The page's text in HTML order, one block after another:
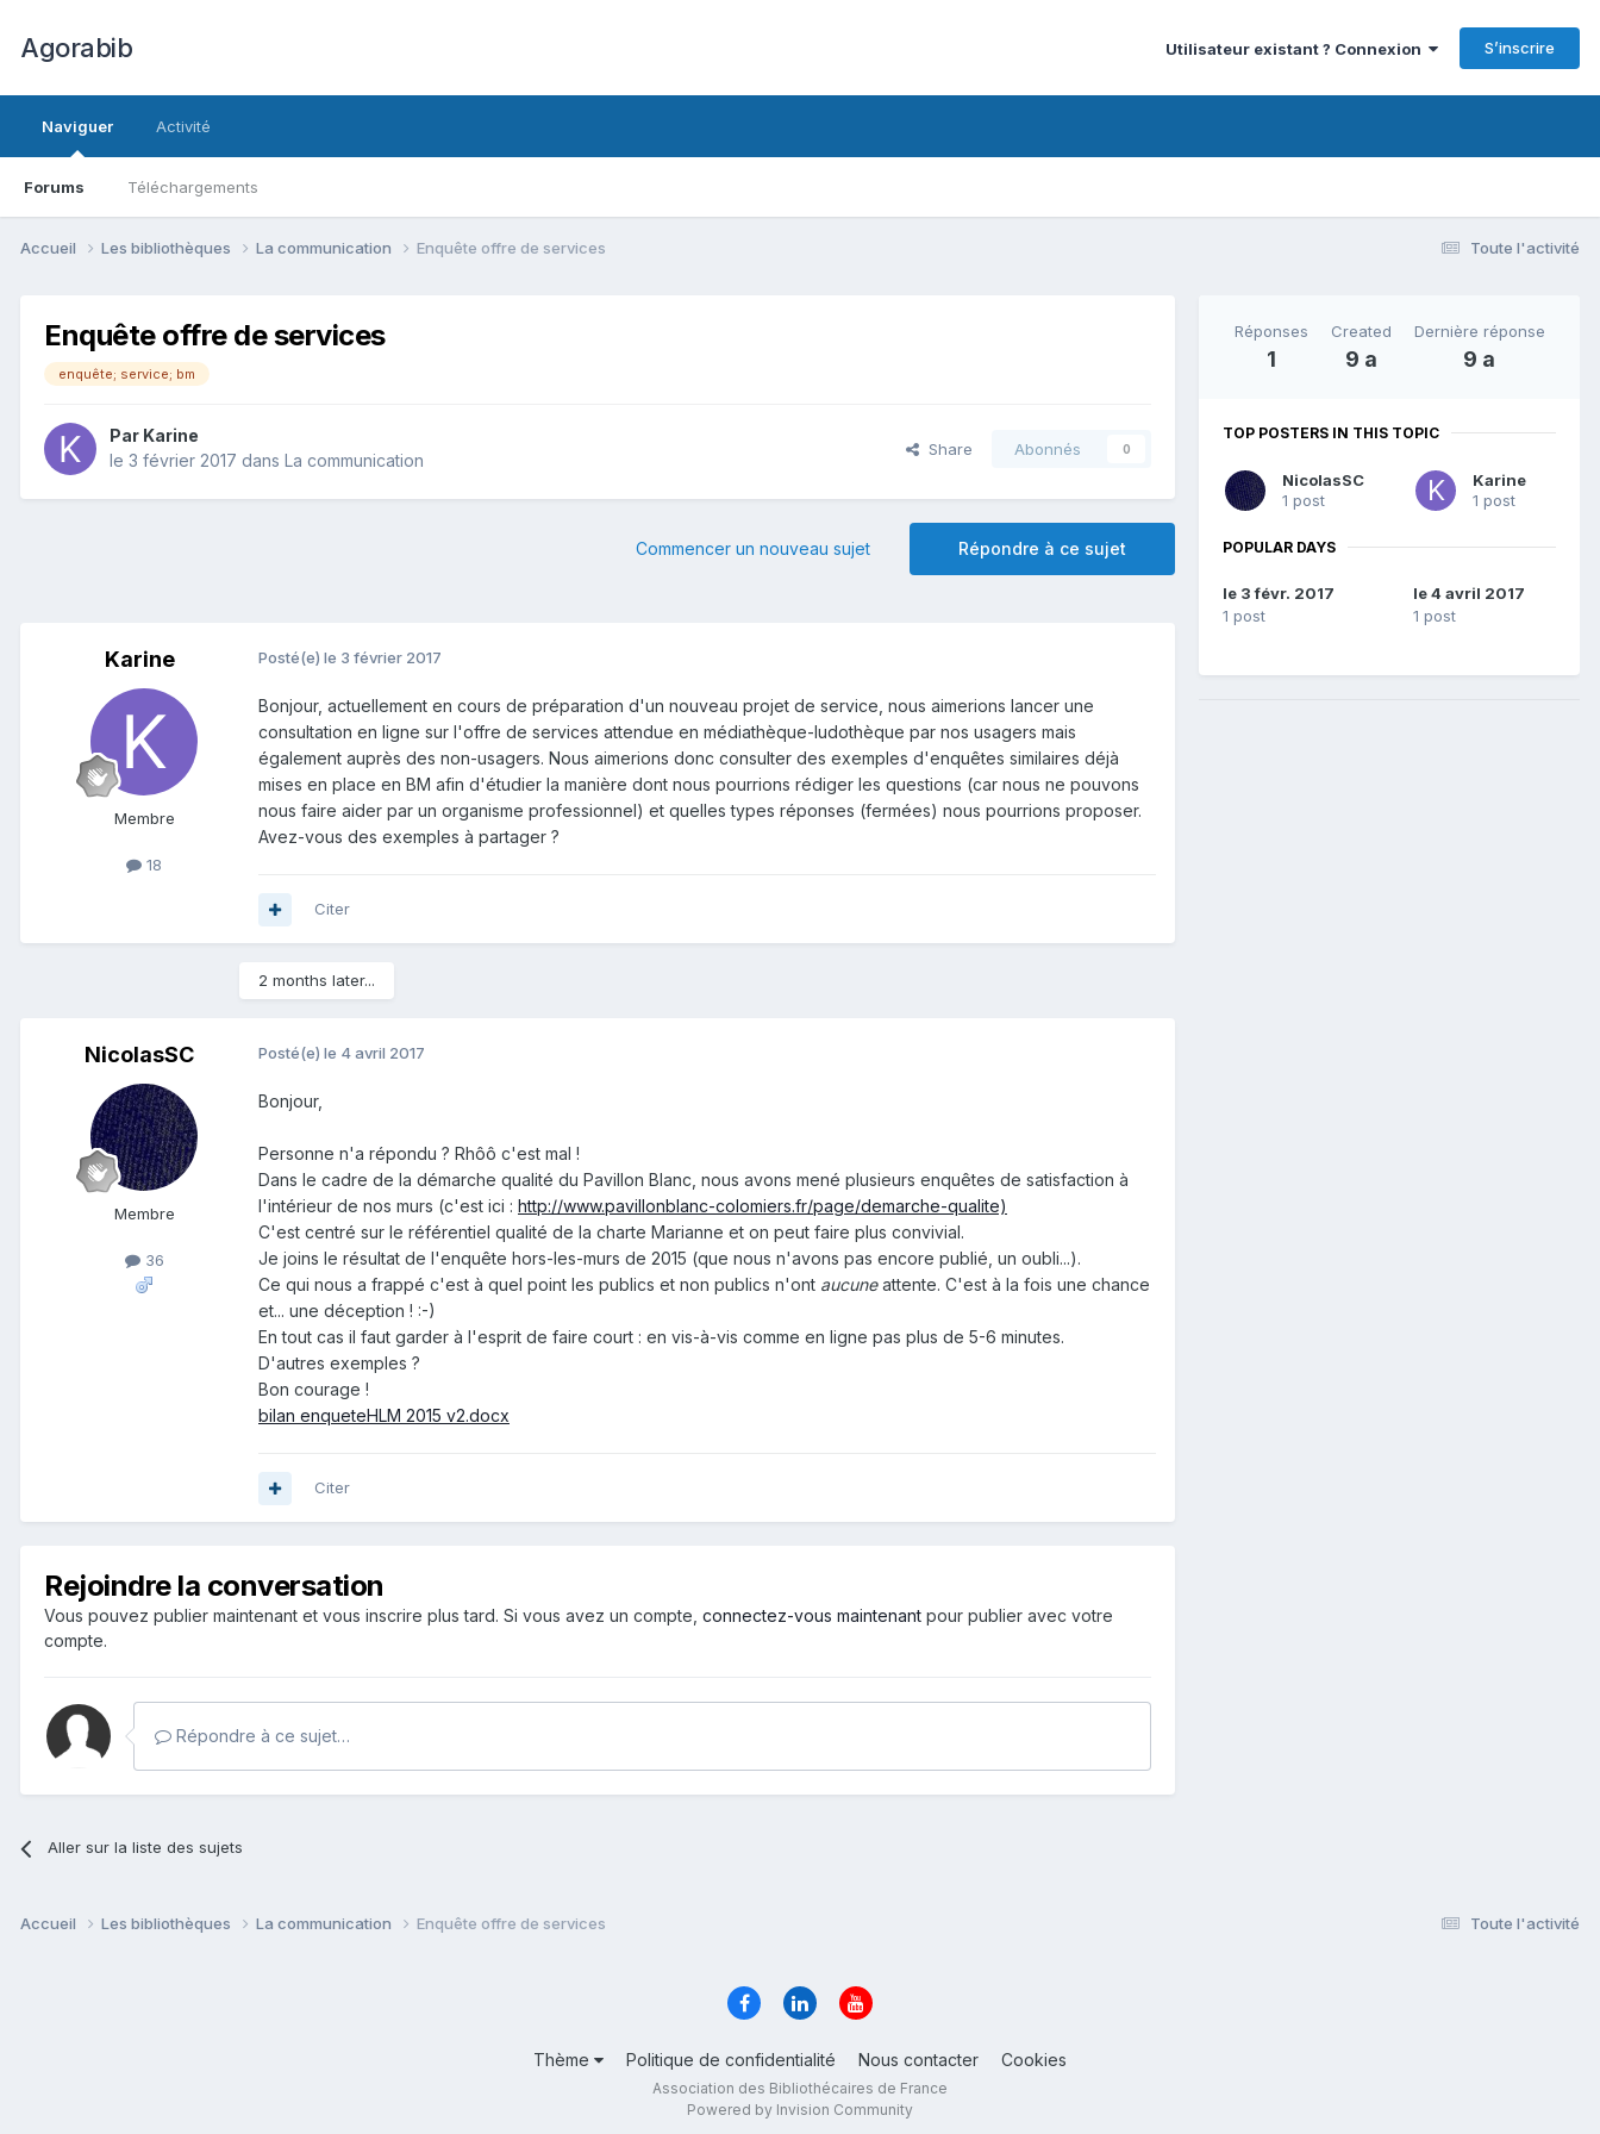
Agorabib Utilisateur existant ? Connexion S’inscrire
Naviguer
Forums Téléchargements
Activité
Toute l'activité
Accueil Les bibliothèques La communication Enquête offre de services
Enquête offre de services
enquête; service; bm
Par Karine
le 3 février 2017 dans La communication
Share Abonnés 0
Répondre à ce sujet
Commencer un nouveau sujet
Karine
Membre
18
Posté(e) le 3 février 2017
Bonjour, actuellement en cours de préparation d'un nouveau projet de service, nous aimerions lancer une
consultation en ligne sur l'offre de services attendue en médiathèque-ludothèque par nos usagers mais
également auprès des non-usagers. Nous aimerions donc consulter des exemples d'enquêtes similaires déjà
mises en place en BM afin d'étudier la manière dont nous pourrions rédiger les questions (car nous ne pouvons
nous faire aider par un organisme professionnel) et quelles types réponses (fermées) nous pourrions proposer.
Avez-vous des exemples à partager ?
Citer
2 months later...
NicolasSC
Membre
36
Posté(e) le 4 avril 2017
Bonjour,
Personne n'a répondu ? Rhôô c'est mal !
Dans le cadre de la démarche qualité du Pavillon Blanc, nous avons mené plusieurs enquêtes de satisfaction à
l'intérieur de nos murs (c'est ici : http://www.pavillonblanc-colomiers.fr/page/demarche-qualite)
C'est centré sur le référentiel qualité de la charte Marianne et on peut faire plus convivial.
Je joins le résultat de l'enquête hors-les-murs de 2015 (que nous n'avons pas encore publié, un oubli...).
Ce qui nous a frappé c'est à quel point les publics et non publics n'ont aucuneattente. C'est à la fois une chance
et... une déception ! :-)
En tout cas il faut garder à l'esprit de faire court : en vis-à-vis comme en ligne pas plus de 5-6 minutes.
D'autres exemples ?
Bon courage !
bilan enqueteHLM 2015 v2.docx
Citer
Rejoindre la conversation
Vous pouvez publier maintenant et vous inscrire plus tard. Si vous avez un compte, connectez-vous maintenant pour publier avec votre
compte.
Répondre à ce sujet…
Aller sur la liste des sujets
Réponses
1
Created
9 a
Dernière réponse
9 a
TOP POSTERS IN THIS TOPIC
NicolasSC
1 post
Karine
1 post
POPULAR DAYS
le 3 févr. 2017
1 post
le 4 avril 2017
1 post
Toute l'activité
Accueil Les bibliothèques La communication Enquête offre de services
Thème Politique de confidentialité Nous contacter Cookies
Association des Bibliothécaires de France
Powered by Invision Community